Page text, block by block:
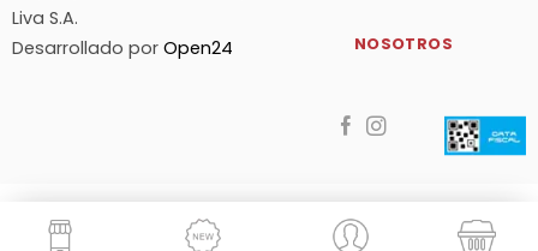
Liva S.A.
Desarrollado por Open24 NOSOTROS